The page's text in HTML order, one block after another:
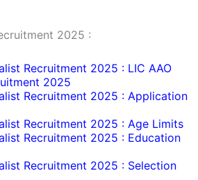
2025 :
Recruitment 2025 : LIC AAO
2025
Recruitment 2025 : Application
Recruitment 2025 : Age Limits
Recruitment 2025 : Education
Recruitment 2025 : Selection